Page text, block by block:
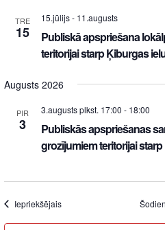
TRE
15
15.jūlijs- 11.augusts
Publiskā apspriešana
teritorijai starp Ķiburgas
Augusts 2026
PIR
3
3.augusts plkst. 17:00 - 18:00
Publiskās apspriešanas
grozījumiem teritorijai
Iepriekšējais Šodien